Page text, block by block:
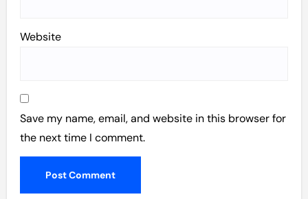
Website
Save my name, email, and website in this browser for
the next time I comment.